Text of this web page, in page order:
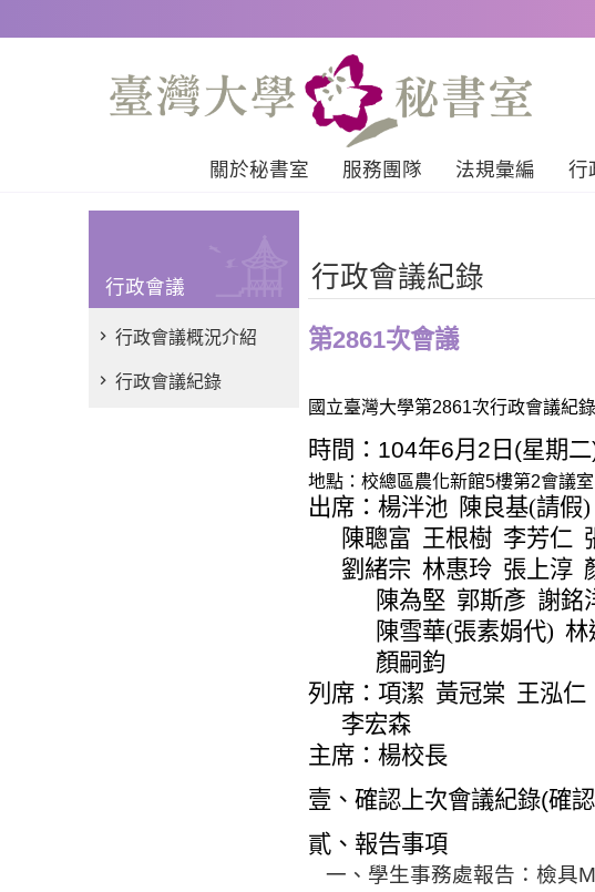
關於秘書室 服務團隊 法規彙編 行
行政會議
行政會議概況介紹
行政會議紀錄
行政會議紀錄
第2861次會議
國立臺灣大學第2861次行政會議紀錄
時間： 104年6月 2 日 (星期二
地點：校總區農化新館5樓第2會議室
出席：楊泮池 陳良基(請假)
陳聰富 王根樹 李芳仁
劉緒宗 林惠玲 張上淳
陳為堅 郭斯彥 謝銘
陳雪華(張素娟代) 林
顏嗣鈞
列席： 項潔 黃冠棠 王泓仁
李宏森
主席：楊校長
壹、確認上次會議紀錄(確
貳、報告事項
一、學生事務處報告：檢具